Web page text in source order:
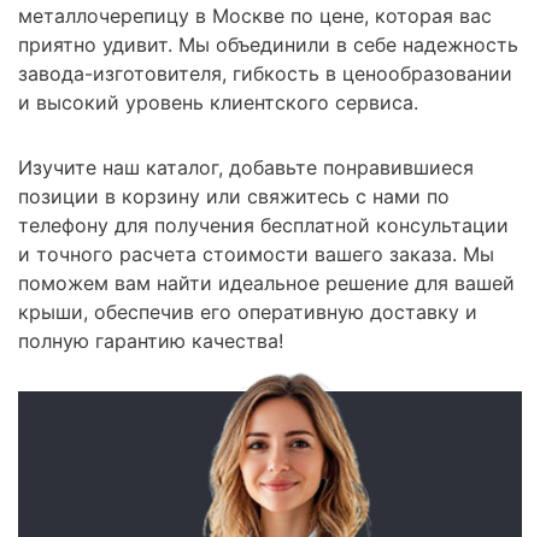
металлочерепицу в Москве по цене, которая вас
приятно удивит. Мы объединили в себе надежность
завода-изготовителя, гибкость в ценообразовании
и высокий уровень клиентского сервиса.
Изучите наш каталог, добавьте понравившиеся
позиции в корзину или свяжитесь с нами по
телефону для получения бесплатной консультации
и точного расчета стоимости вашего заказа. Мы
поможем вам найти идеальное решение для вашей
крыши, обеспечив его оперативную доставку и
полную гарантию качества!